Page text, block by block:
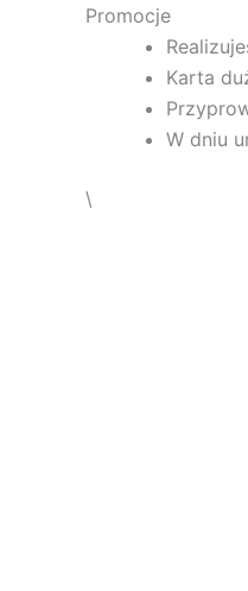
Promocje
Karta
W dniu
\